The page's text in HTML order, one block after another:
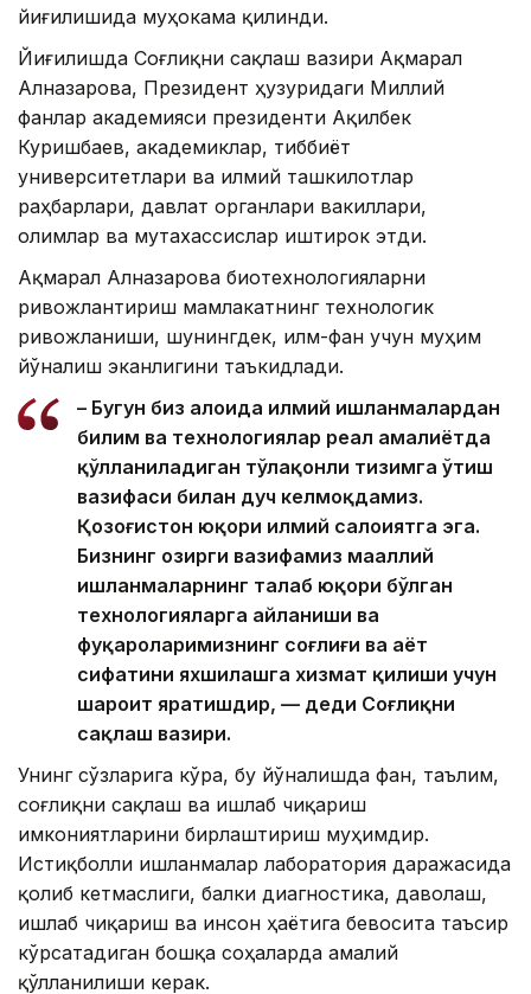
йиғилишида муҳокама қилинди.
Йиғилишда Соғлиқни сақлаш вазири Ақмарал
Алназарова, Президент ҳузуридаги Миллий
фанлар академияси президенти Ақилбек
Куришбаев, академиклар, тиббиёт
университетлари ва илмий ташкилотлар
раҳбарлари, давлат органлари вакиллари,
олимлар ва мутахассислар иштирок этди.
Ақмарал Алназарова биотехнологияларни
ривожлантириш мамлакатнинг технологик
ривожланиши, шунингдек, илм-фан учун муҳим
йўналиш эканлигини таъкидлади.
– Бугун биз алоҳида илмий ишланмалардан
билим ва технологиялар реал амалиётда
қўлланиладиган тўлақонли тизимга ўтиш
вазифаси билан дуч келмоқдамиз.
Қозоғистон юқори илмий салоҳиятга эга.
Бизнинг ҳозирги вазифамиз маҳаллий
ишланмаларнинг талаб юқори бўлган
технологияларга айланиши ва
фуқароларимизнинг соғлиғи ва ҳаёт
сифатини яхшилашга хизмат қилиши учун
шароит яратишдир, — деди Соғлиқни
сақлаш вазири.
Унинг сўзларига кўра, бу йўналишда фан, таълим,
соғлиқни сақлаш ва ишлаб чиқариш
имкониятларини бирлаштириш муҳимдир.
Истиқболли ишланмалар лаборатория даражасида
қолиб кетмаслиги, балки диагностика, даволаш,
ишлаб чиқариш ва инсон ҳаётига бевосита таъсир
кўрсатадиган бошқа соҳаларда амалий
қўлланилиши керак.